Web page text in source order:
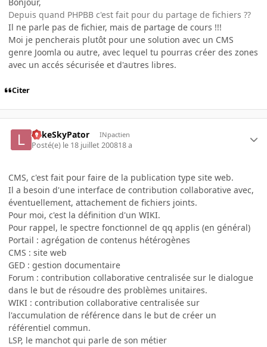
Bonjour,
Depuis quand PHPBB c'est fait pour du partage de fichiers ??
Il ne parle pas de fichier, mais de partage de cours !!!
Moi je pencherais plutôt pour une solution avec un CMS
genre Joomla ou autre, avec lequel tu pourras créer des zones
avec un accés sécurisée et d'autres libres.
Citer
LukeSkyPator INpactien
Posté(e) le 18 juillet 200818 a
CMS, c'est fait pour faire de la publication type site web.
Il a besoin d'une interface de contribution collaborative avec,
éventuellement, attachement de fichiers joints.
Pour moi, c'est la définition d'un WIKI.
Pour rappel, le spectre fonctionnel de qq applis (en général)
Portail : agrégation de contenus hétérogènes
CMS : site web
GED : gestion documentaire
Forum : contribution collaborative centralisée sur le dialogue
dans le but de résoudre des problèmes unitaires.
WIKI : contribution collaborative centralisée sur
l'accumulation de référence dans le but de créer un
référentiel commun.
LSP, le manchot qui parle de son métier